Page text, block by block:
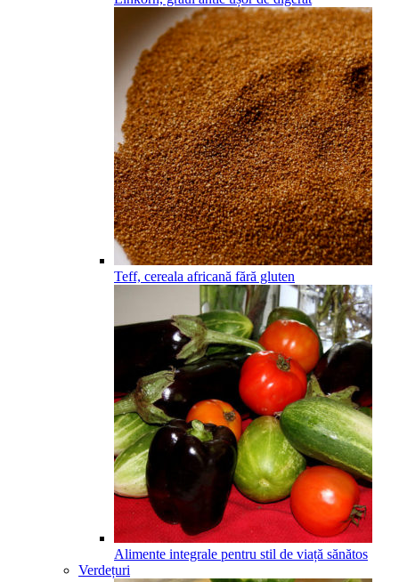
Teff, cereala africană fără gluten
Alimente integrale pentru stil de viață sănătos
Verdețuri